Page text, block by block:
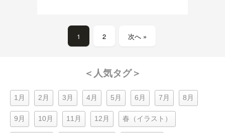
1 2 次へ »
＜人気タグ＞
1月 2月 3月 4月 5月 6月 7月 8月
9月 10月 11月 12月 春（イラスト）